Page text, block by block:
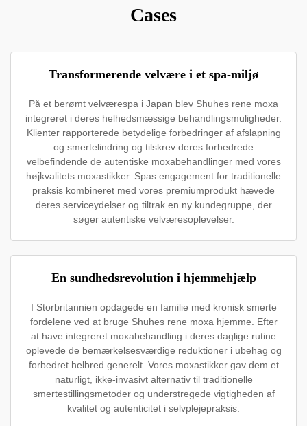
Cases
Transformerende velvære i et spa-miljø
På et berømt velværespa i Japan blev Shuhes rene moxa
integreret i deres helhedsmæssige behandlingsmuligheder.
Klienter rapporterede betydelige forbedringer af afslapning
og smertelindring og tilskrev deres forbedrede
velbefindende de autentiske moxabehandlinger med vores
højkvalitets moxastikker. Spas engagement for traditionelle
praksis kombineret med vores premiumprodukt hævede
deres serviceydelser og tiltrak en ny kundegruppe, der
søger autentiske velværesoplevelser.
En sundhedsrevolution i hjemmehjælp
I Storbritannien opdagede en familie med kronisk smerte
fordelene ved at bruge Shuhes rene moxa hjemme. Efter
at have integreret moxabehandling i deres daglige rutine
oplevede de bemærkelsesværdige reduktioner i ubehag og
forbedret helbred generelt. Vores moxastikker gav dem et
naturligt, ikke-invasivt alternativ til traditionelle
smertestillingsmetoder og understregede vigtigheden af
kvalitet og autenticitet i selvplejepraksis.